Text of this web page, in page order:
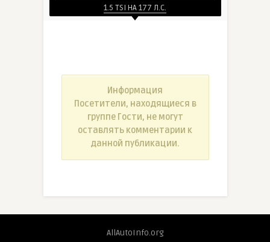
1.5 TSI НА 177 Л.С.
Информация
Посетители, находящиеся в
группе Гости, не могут
оставлять комментарии к
данной публикации.
AllAutoInfo.org